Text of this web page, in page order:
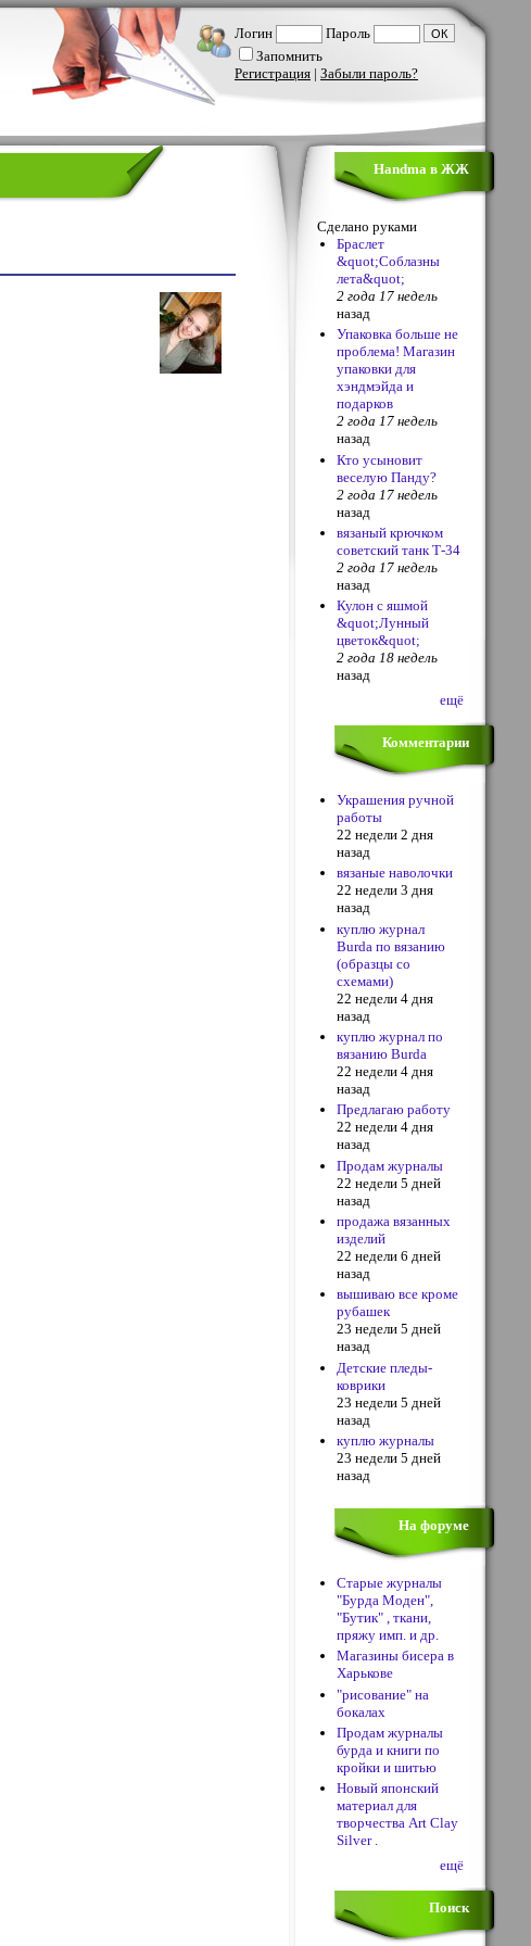
Логин
Пароль
Запомнить
Регистрация | Забыли пароль?
Handma в ЖЖ
Сделано руками
Браслет
&quot;Соблазны
лета&quot;
2 года 17 недель
назад
Упаковка больше не
проблема! Магазин
упаковки для
хэндмэйда и
подарков
2 года 17 недель
назад
Кто усыновит
веселую Панду?
2 года 17 недель
назад
вязаный крючком
советский танк Т-34
2 года 17 недель
назад
Кулон с яшмой
&quot;Лунный
цветок&quot;
2 года 18 недель
назад
ещё
Комментарии
Украшения ручной
работы
22 недели 2 дня
назад
вязаные наволочки
22 недели 3 дня
назад
куплю журнал
Burda по вязанию
(образцы со
схемами)
22 недели 4 дня
назад
куплю журнал по
вязанию Burda
22 недели 4 дня
назад
Предлагаю работу
22 недели 4 дня
назад
Продам журналы
22 недели 5 дней
назад
продажа вязанных
изделий
22 недели 6 дней
назад
вышиваю все кроме
рубашек
23 недели 5 дней
назад
Детские пледы-
коврики
23 недели 5 дней
назад
куплю журналы
23 недели 5 дней
назад
На форуме
Старые журналы
"Бурда Моден",
"Бутик" , ткани,
пряжу имп. и др.
Магазины бисера в
Харькове
"рисование" на
бокалах
Продам журналы
бурда и книги по
кройки и шитью
Новый японский
материал для
творчества Art Clay
Silver .
ещё
Поиск